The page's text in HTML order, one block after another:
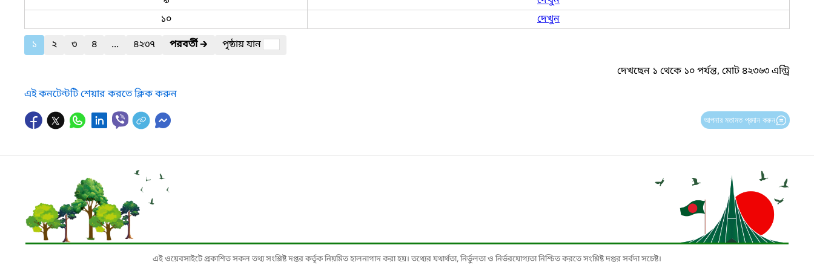
১০
দেখুন
১
২ ৩ ৪ ... ৪২৩৭ পরবর্তী🡲
পৃষ্ঠায় যান
দেখছেন ১ থেকে ১০ পর্যন্ত, মোট ৪২৩৬৩ এন্ট্রি
এই কনটেন্টটি শেয়ার করতে ক্লিক করুন
আপনার মতামত প্রদান করুন
এই ওয়েবসাইটে প্রকাশিত সকল তথ্য সংশ্লিষ্ট দপ্তর কর্তৃক নিয়মিত হালনাগাদ করা হয়। তথ্যের যথার্থতা, নির্ভুলতা ও নির্ভরযোগ্যতা নিশ্চিত করতে সংশ্লিষ্ট দপ্তর সর্বদা সচেষ্ট।